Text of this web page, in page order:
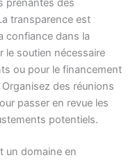
prenantes des
transparence est
confiance dans la
le soutien nécessaire
ou pour le financement
des réunions
passer en revue les
potentiels.
un domaine en